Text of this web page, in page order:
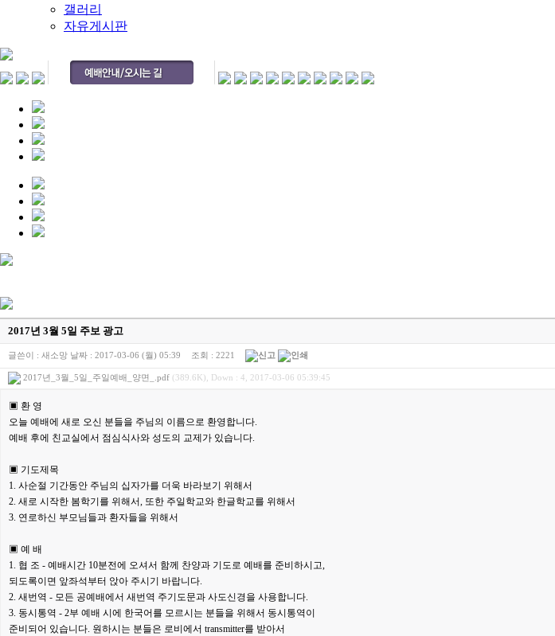
갤러리
자유게시판
2017년 3월 5일 주보 광고
글쓴이 : 새소망 날짜 : 2017-03-06 (월) 05:39 조회 : 2221
2017년_3월_5일_주일예배_양면_.pdf (389.6K), Down : 4, 2017-03-06 05:39:45
▣ 환 영
오늘 예배에 새로 오신 분들을 주님의 이름으로 환영합니다.
예배 후에 친교실에서 점심식사와 성도의 교제가 있습니다.
▣ 기도제목
1. 사순절 기간동안 주님의 십자가를 더욱 바라보기 위해서
2. 새로 시작한 봄학기를 위해서, 또한 주일학교와 한글학교를 위해서
3. 연로하신 부모님들과 환자들을 위해서
▣ 예 배
1. 협 조 - 예배시간 10분전에 오셔서 함께 찬양과 기도로 예배를 준비하시고,
되도록이면 앞좌석부터 앉아 주시기 바랍니다.
2. 새번역 - 모든 공예배에서 새번역 주기도문과 사도신경을 사용합니다.
3. 동시통역 - 2부 예배 시에 한국어를 모르시는 분들을 위해서 동시통역이
준비되어 있습니다. 원하시는 분들은 로비에서 transmitter를 받아서